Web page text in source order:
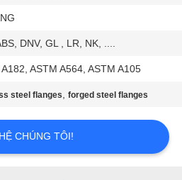
DNV, GL , LR, NK, ....
ASTM A564, ASTM A105
steel flanges,forged steel flanges
CHÚNG TÔI!